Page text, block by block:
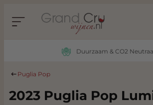
Duurzaam & CO2
Puglia Pop
2023 Puglia Pop